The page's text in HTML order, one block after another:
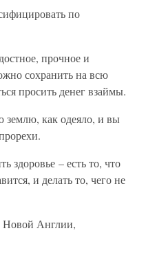
по
прочное и
сохранить на всю
просить денег взаймы.
землю, как одеяло, и вы
здоровье – есть то, что
и делать то, чего не
Новой Англии,